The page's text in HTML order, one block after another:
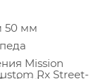
Mission
50 мм
Rx Street-